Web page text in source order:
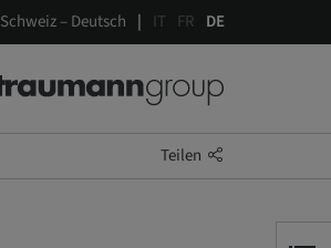
Schweiz – Deutsch IT FR DE
Teilen